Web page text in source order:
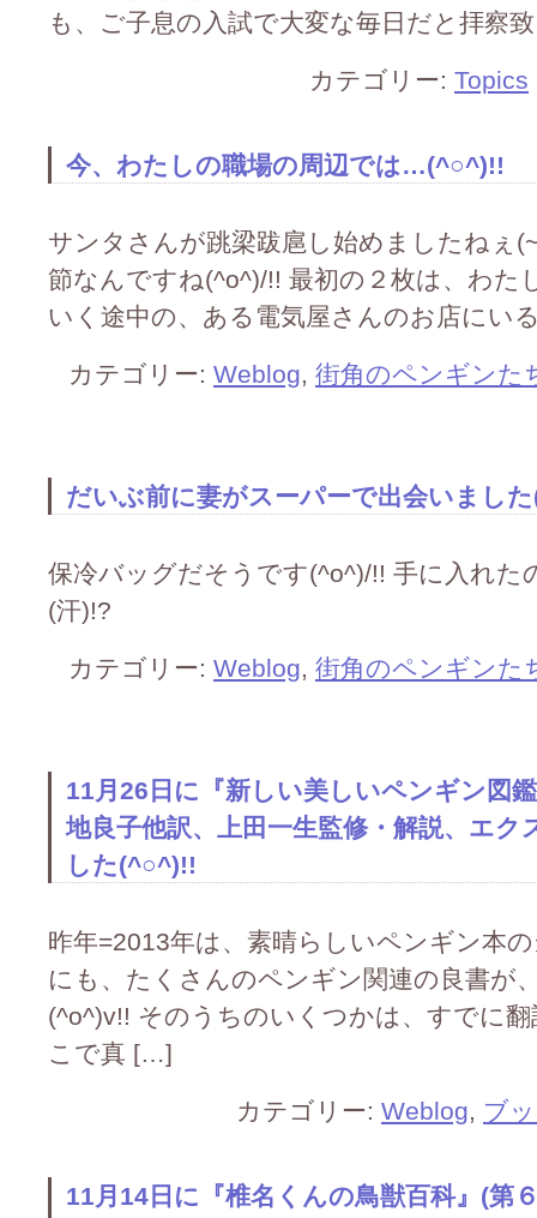
も、ご子息の入試で大変な毎日だと拝察
カテゴリー: Topics
今、わたしの職場の周辺では…(^○^)!!
サンタさんが跳梁跋扈し始めましたねぇ
節なんですね(^o^)/!! 最初の２枚は、わた
いく途中の、ある電気屋さんのお店にい
カテゴリー: Weblog, 街角のペンギンた
だいぶ前に妻がスーパーで出会いまし
保冷バッグだそうです(^o^)/!! 手に入れ
(汗)!?
カテゴリー: Weblog, 街角のペンギンた
11月26日に『新しい美しいペンギン図
地良子他訳、上田一生監修・解説、エ
した(^○^)!!
昨年=2013年は、素晴らしいペンギン本
にも、たくさんのペンギン関連の良書が
(^o^)v!! そのうちのいくつかは、すでに
こで真 […]
カテゴリー: Weblog, ブ
11月14日に『椎名くんの鳥獣百科』(第